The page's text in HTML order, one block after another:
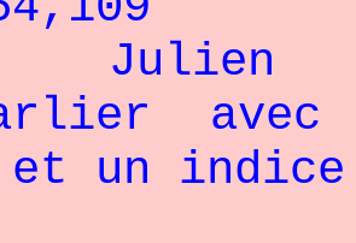
Julien
avec
et un indice